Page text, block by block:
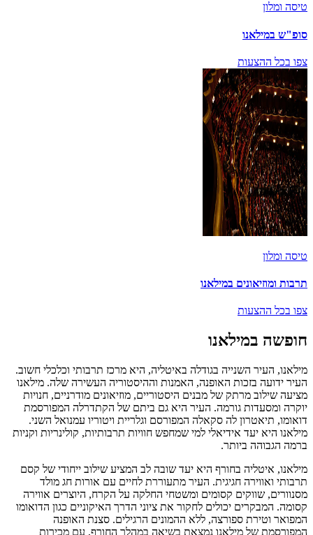
טיסה ומלון
סופ"ש במילאנו
צפו בכל ההצעות
טיסה ומלון
תרבות ומוזיאונים במילאנו
צפו בכל ההצעות
חופשה במילאנו
מילאנו, העיר השנייה בגודלה באיטליה, היא מרכז תרבותי וכלכלי חשוב.
העיר ידועה בזכות האופנה, האמנות וההיסטוריה העשירה שלה. מילאנו
מציעה שילוב מרתק של מבנים היסטוריים, מוזיאונים מודרניים, חנויות
יוקרה ומסעדות גורמה. העיר היא גם ביתם של הקתדרלה המפורסמת
דואומו, תיאטרון לה סקאלה המפורסם וגלריית ויטוריו עמנואל השני.
מילאנו היא יעד אידיאלי למי שמחפש חוויות תרבותיות, קולינריות וקניות
ברמה הגבוהה ביותר.
מילאנו, איטליה בחורף היא יעד שובה לב המציע שילוב ייחודי של קסם
תרבותי ואווירה חגיגית. העיר מתעוררת לחיים עם אורות חג מולד
מסנוורים, שווקים קסומים ומשטחי החלקה על הקרח, היוצרים אווירה
קסומה. המבקרים יכולים לחקור את ציוני הדרך האיקוניים כגון הדואומו
המפואר וטירת ספורצה, ללא ההמונים הרגילים. סצנת האופנה
המפורסמת של מילאנו נמצאת בשיאה במהלך החורף, עם מכירות